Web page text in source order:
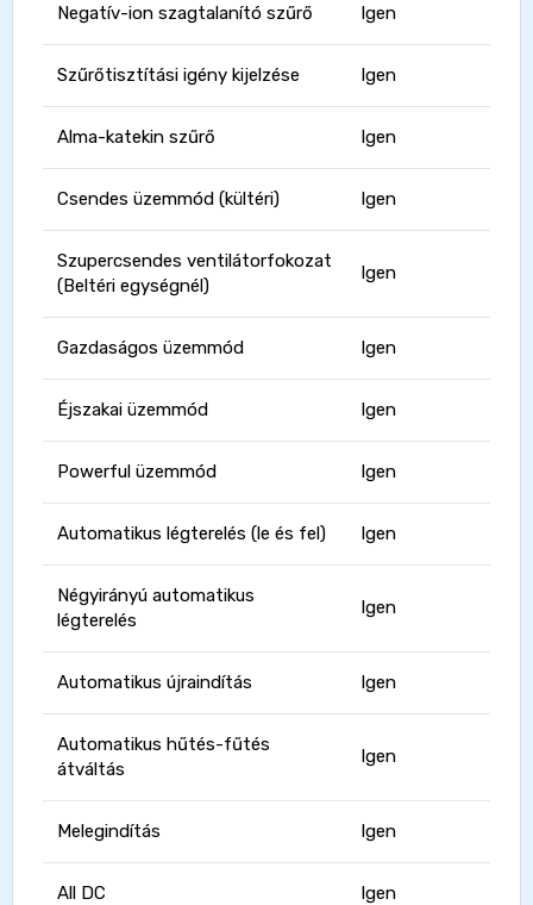
Negatív-ion szagtalanító szűrő Igen
Szűrőtisztítási igény kijelzése Igen
Alma-katekin szűrő Igen
Csendes üzemmód (kültéri) Igen
Szupercsendes ventilátorfokozat
(Beltéri egységnél)
Igen
Gazdaságos üzemmód Igen
Éjszakai üzemmód Igen
Powerful üzemmód Igen
Automatikus légterelés (le és fel) Igen
Négyirányú automatikus
légterelés
Igen
Automatikus újraindítás Igen
Automatikus hűtés-fűtés
átváltás
Igen
Melegindítás Igen
All DC Igen